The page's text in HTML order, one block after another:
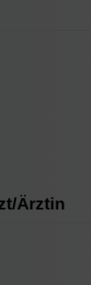
Ärztin